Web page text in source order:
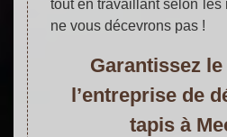
tout en travaillant selon les
ne vous décevrons pas !
Garantissez
l’entreprise de
tapis à